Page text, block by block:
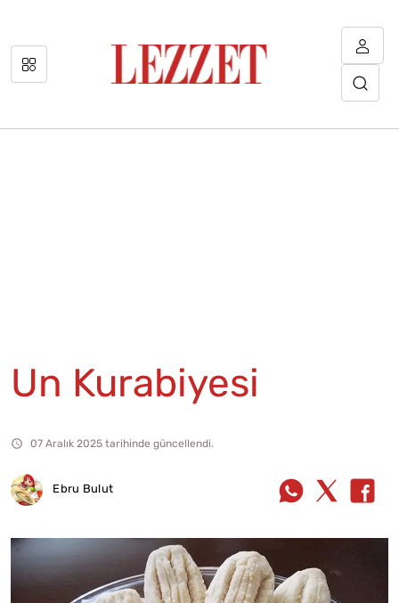
Un Kurabiyesi
07 Aralık 2025 tarihinde güncellendi.
Ebru Bulut